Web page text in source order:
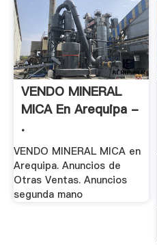
VENDO MINERAL
MICA En Arequipa -
.
VENDO MINERAL MICA en
Arequipa. Anuncios de
Otras Ventas. Anuncios
segunda mano